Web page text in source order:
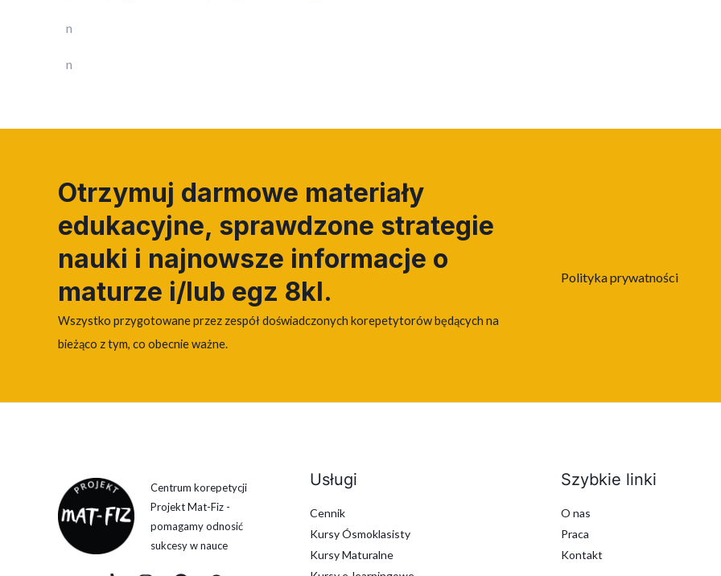
n
n
Otrzymuj darmowe materiały
edukacyjne, sprawdzone strategie
nauki i najnowsze informacje o
maturze i/lub egz 8kl.
Wszystko przygotowane przez zespół doświadczonych korepetytorów będących na
bieżąco z tym, co obecnie ważne.
Polityka prywatności
Centrum korepetycji
Projekt Mat-Fiz -
pomagamy odnosić
sukcesy w nauce
Usługi
Cennik
Kursy Ósmoklasisty
Kursy Maturalne
Szybkie linki
O nas
Praca
Kontakt